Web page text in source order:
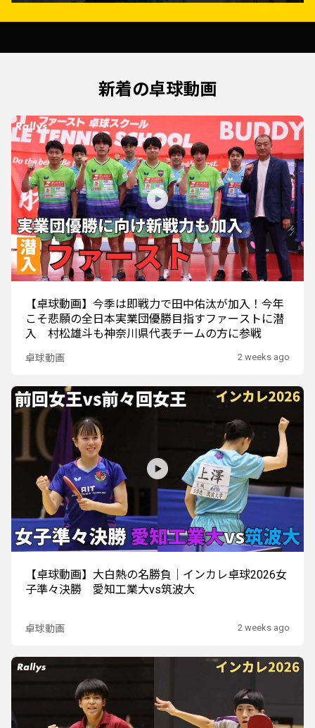
新着の卓球動画
【卓球動画】今季は即戦力で田中佑汰が加入！今年
こそ悲願の全日本実業団優勝目指すファーストに潜
入 村松雄斗も神奈川県代表チームの方に参戦
卓球動画 2 weeks ago
【卓球動画】大白熱の名勝負｜インカレ卓球2026女
子準々決勝 愛知工業大vs筑波大
卓球動画 2 weeks ago